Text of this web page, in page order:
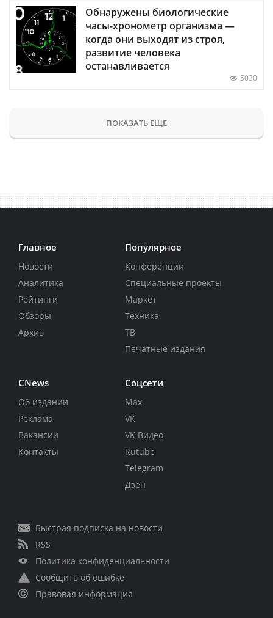
Обнаружены биологические
часы-хронометр организма —
когда они выходят из строя,
развитие человека
останавливается
5030
ПОКАЗАТЬ ЕЩЕ
Главное
Новости
Аналитика
Рейтинги
Обзоры
Архив
Популярное
Конференции
Специальные проекты
Маркет
Техника
ТВ
Печатные издания
CNews
Об издании
Реклама
Вакансии
Контакты
Соцсети
Max
VK
VK Видео
Rutube
Telegram
Дзен
Быстрая подписка на новости
RSS
Политика конфиденциальности
Сообщить об ошибке
Правовая информация